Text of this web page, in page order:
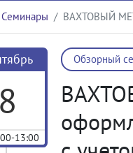
Семинары ВАХТОВЫЙ
8
13:00
Обзорный